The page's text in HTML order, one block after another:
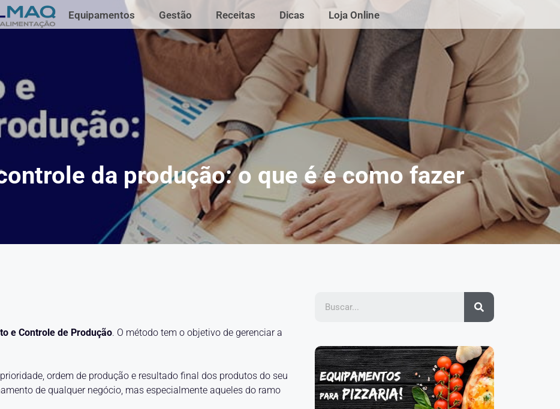
Equipamentos Gestão Receitas Dicas Loja Online
da produção: o que é e como fazer
e Controle de Produção. O método tem o objetivo de gerenciar a
ordem de produção e resultado final dos produtos do seu
de qualquer negócio, mas especialmente aqueles do ramo